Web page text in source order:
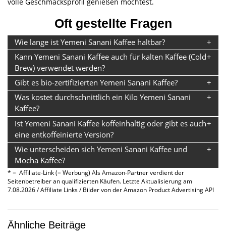
Oft gestellte Fragen
Wie lange ist Yemeni Sanani Kaffee haltbar?
Kann Yemeni Sanani Kaffee auch für kalten Kaffee (Cold
Brew) verwendet werden?
Gibt es bio-zertifizierten Yemeni Sanani Kaffee?
Was kostet durchschnittlich ein Kilo Yemeni Sanani
Kaffee?
Ist Yemeni Sanani Kaffee koffeinhaltig oder gibt es auch
eine entkoffeinierte Version?
Wie unterscheiden sich Yemeni Sanani Kaffee und
Mocha Kaffee?
* = Affiliate-Link (= Werbung) Als Amazon-Partner verdient der
Seitenbetreiber an qualifizierten Käufen. Letzte Aktualisierung am
7.08.2026 / Affiliate Links / Bilder von der Amazon Product Advertising API
Ähnliche Beiträge